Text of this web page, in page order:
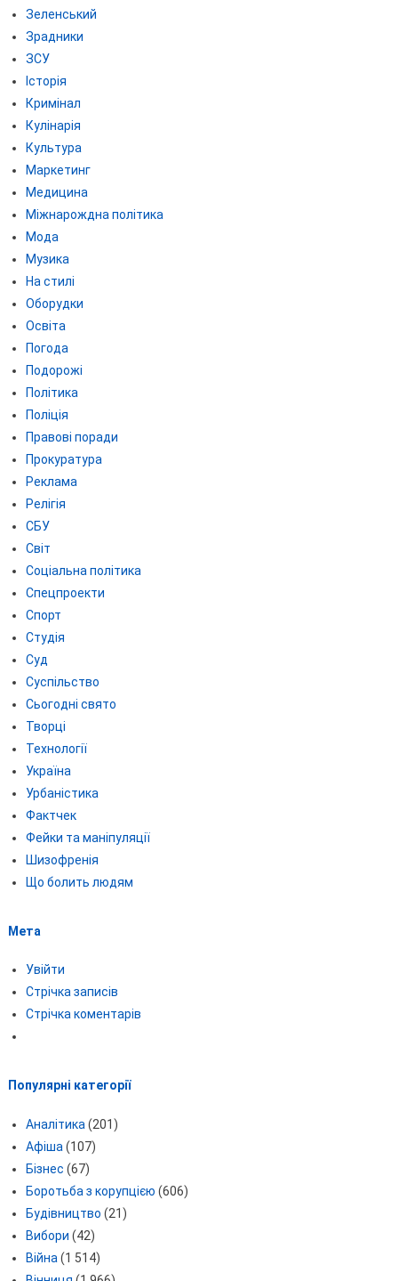
Зеленський
Зрадники
ЗСУ
Історія
Кримінал
Кулінарія
Культура
Маркетинг
Медицина
Міжнарождна політика
Мода
Музика
На стилі
Оборудки
Освіта
Погода
Подорожі
Політика
Поліція
Правові поради
Прокуратура
Реклама
Релігія
СБУ
Світ
Соціальна політика
Спецпроекти
Спорт
Студія
Суд
Суспільство
Сьогодні свято
Творці
Технології
Україна
Урбаністика
Фактчек
Фейки та маніпуляції
Шизофренія
Що болить людям
Мета
Увійти
Стрічка записів
Стрічка коментарів
Популярні категорії
Аналітика (201)
Афіша (107)
Бізнес (67)
Боротьба з корупцією (606)
Будівництво (21)
Вибори (42)
Війна (1 514)